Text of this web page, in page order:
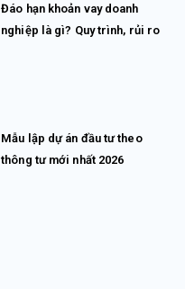
Đáo hạn khoản vay doanh
nghiệp là gì? Quy trình, rủi ro
Mẫu lập dự án đầu tư theo
thông tư mới nhất 2026